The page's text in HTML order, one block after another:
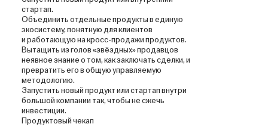
стартап.
Объединить отдельные продукты в единую
экосистему, понятную для клиентов
и работающую на кросс-продажи продуктов.
Вытащить из голов «звёздных» продавцов
неявное знание о том, как заключать сделки, и
превратить его в общую управляемую
методологию.
Запустить новый продукт или стартап внутри
большой компании так, чтобы не сжечь
инвестиции.
Продуктовый чекап